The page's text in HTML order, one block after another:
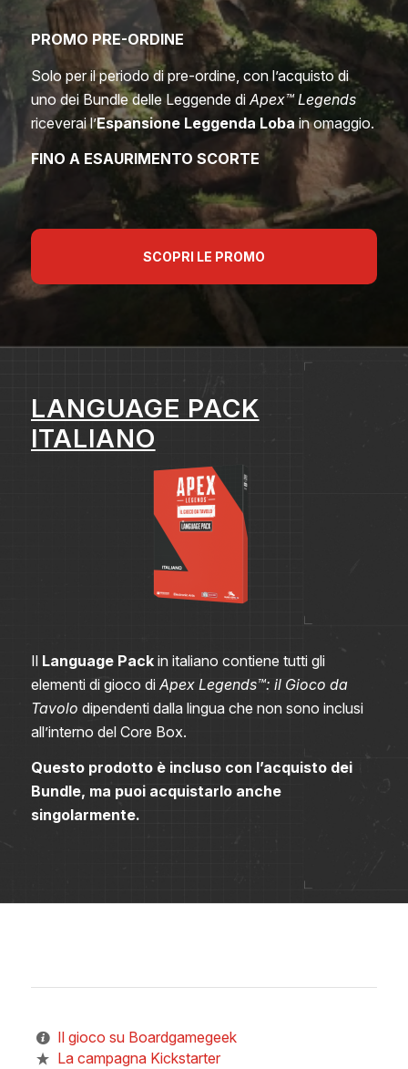
PROMO PRE-ORDINE
Solo per il periodo di pre-ordine, con l’acquisto di
uno dei Bundle delle Leggende di Apex™️ Legends
riceverai l’Espansione Leggenda Lobain omaggio.
FINO A ESAURIMENTO SCORTE
SCOPRI LE PROMO
LANGUAGE PACK
ITALIANO
Il Language Packin italiano contiene tutti gli
elementi di gioco di Apex Legends™: il Gioco da
Tavolo dipendenti dalla lingua che non sono inclusi
all’interno del Core Box.
Questo prodotto è incluso con l’acquisto dei
Bundle, ma puoi acquistarlo anche
singolarmente.
Il gioco su Boardgamegeek
La campagna Kickstarter